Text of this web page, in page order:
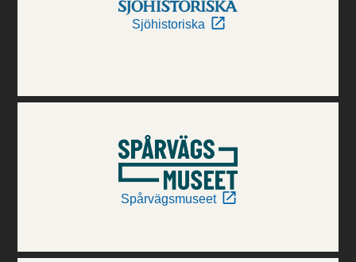
Sjöhistoriska
Spårvägsmuseet